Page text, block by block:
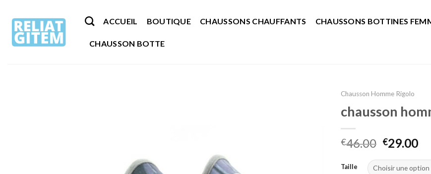
contenu
ACCUEIL BOUTIQUE CHAUSSONS CHAUFFANTS CHAUSSONS BOTTINES
CHAUSSON BOTTE
Chausson Homme Rigolo
chausson
€46.00 €29.00
Taille